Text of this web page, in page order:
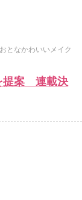
となかわいいメイク
提案 連載決